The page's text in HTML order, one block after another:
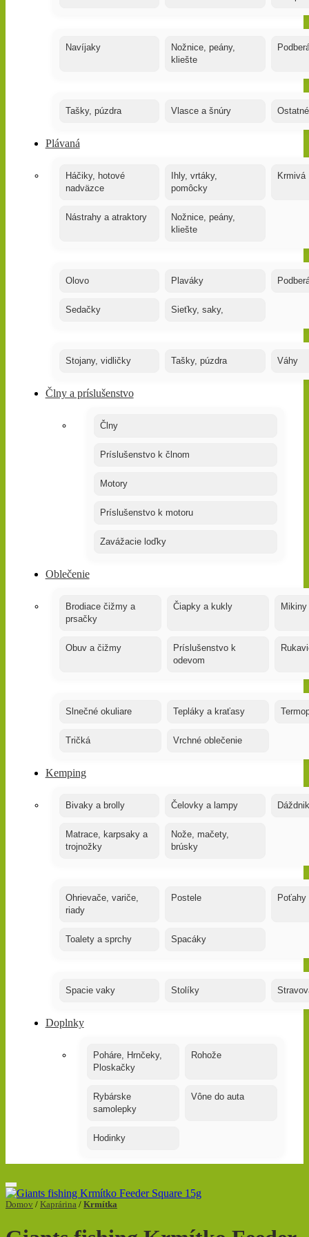
Navíjaky
Nožnice, peány,
kliešte
Tašky, púzdra Vlasce a šnúry
Plávaná
Háčiky, hotové
nadväzce
Ihly, vrtáky,
pomôcky
Krmivá
Nástrahy a atraktory
Nožnice, peány,
kliešte
Olovo Plaváky
Sedačky Sieťky, saky,
Stojany, vidličky Tašky, púzdra Váhy
Člny a príslušenstvo
Člny
Príslušenstvo k člnom
Motory
Príslušenstvo k motoru
Zavážacie loďky
Oblečenie
Brodiace čižmy a
prsačky
Čiapky a kukly Mikiny
Obuv a čižmy
Príslušenstvo k
odevom
Slnečné okuliare Tepláky a kraťasy
Tričká Vrchné oblečenie
Kemping
Bivaky a brolly Čelovky a lampy
Matrace, karpsaky a
trojnožky
Nože, mačety,
brúsky
Ohrievače, variče,
riady
Postele Poťahy
Toalety a sprchy Spacáky
Spacie vaky Stolíky
Doplnky
Poháre, Hrnčeky,
Ploskačky
Rohože
Rybárske
samolepky
Vône do auta
Hodinky
Domov / Kaprárina / Krmítka